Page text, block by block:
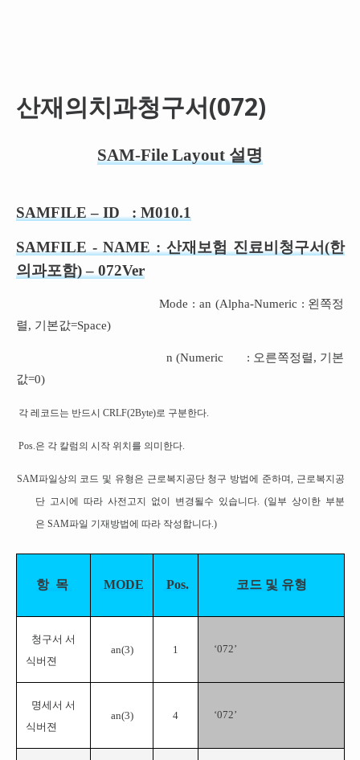
산재의치과청구서(072)
SAM-File Layout 설명
SAMFILE – ID : M010.1
SAMFILE - NAME : 산재보험 진료비청구서(한
의과포함)– 072Ver
Mode : an (Alpha-Numeric : 왼쪽정
렬, 기본값=Space)
n (Numeric : 오른쪽정렬, 기본
값=0)
각 레코드는 반드시 CRLF(2Byte)로 구분한다.
Pos.은 각 칼럼의 시작 위치를 의미한다.
SAM파일상의 코드 및 유형은 근로복지공단 청구 방법에 준하며, 근로복지공
단 고시에 따라 사전고지 없이 변경될수 있습니다. (일부 상이한 부분
은 SAM파일 기재방법에 따라 작성합니다.)
항 목 MODE Pos. 코드 및 유형
청구서 서
식버젼
an(3) 1 ‘072’
명세서 서
식버젼
an(3) 4 ‘072’